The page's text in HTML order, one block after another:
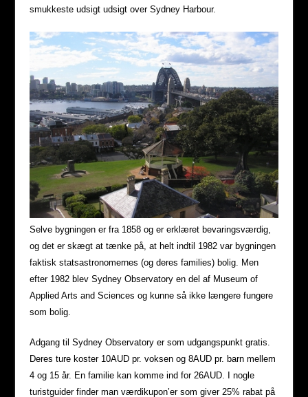
smukkeste udsigt udsigt over Sydney Harbour.
Selve bygningen er fra 1858 og er erklæret bevaringsværdig,
og det er skægt at tænke på, at helt indtil 1982 var bygningen
faktisk statsastronomernes (og deres families) bolig. Men
efter 1982 blev Sydney Observatory en del af Museum of
Applied Arts and Sciences og kunne så ikke længere fungere
som bolig.
Adgang til Sydney Observatory er som udgangspunkt gratis.
Deres ture koster 10AUD pr. voksen og 8AUD pr. barn mellem
4 og 15 år. En familie kan komme ind for 26AUD. I nogle
turistguider finder man værdikupon’er som giver 25% rabat på